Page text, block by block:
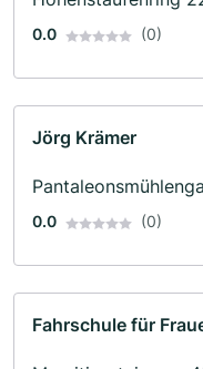
0.0 (0)
Jörg Krämer
0.0 (0)
Fahrschule für